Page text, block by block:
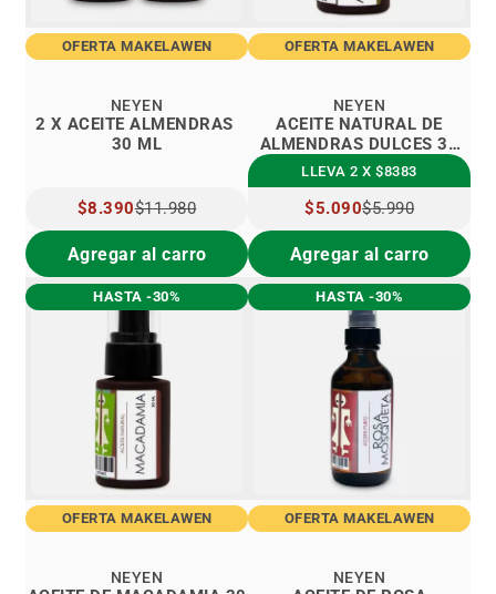
OFERTA MAKELAWEN
2 X ACEITE ALMENDRAS
30 ML
NEYEN
PRECIO
ESPECIAL
$8.390$11.980
Agregar al carro
OFERTA MAKELAWEN
ACEITE NATURAL DE
ALMENDRAS DULCES 30
ML
NEYEN
LLEVA 2 X $8383
PRECIO
ESPECIAL
$5.090$5.990
Agregar al carro
HASTA -30%
OFERTA MAKELAWEN
NEYEN
HASTA -30%
OFERTA MAKELAWEN
NEYEN